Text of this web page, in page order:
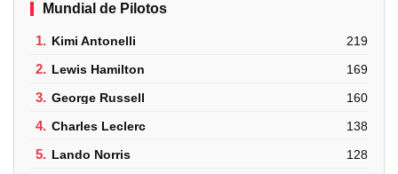
Mundial de Pilotos
1. Kimi Antonelli 219
2. Lewis Hamilton 169
3. George Russell 160
4. Charles Leclerc 138
5. Lando Norris 128